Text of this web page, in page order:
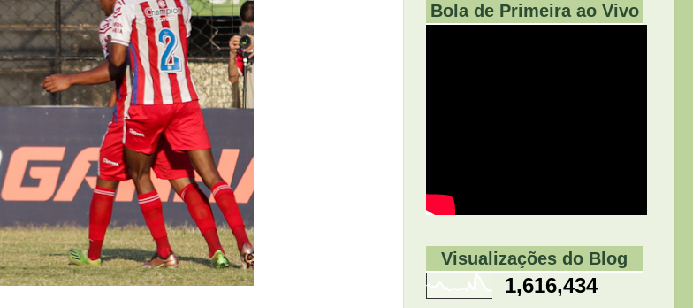
Bola de Primeira ao Vivo
Visualizações do Blog
1,616,434